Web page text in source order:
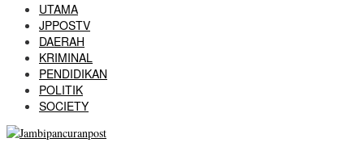
UTAMA
JPPOSTV
DAERAH
KRIMINAL
PENDIDIKAN
POLITIK
SOCIETY